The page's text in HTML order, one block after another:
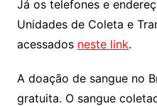
Já os telefones e
Unidades de Coleta e
acessados neste link.
A doação de sangue no
gratuita. O sangue